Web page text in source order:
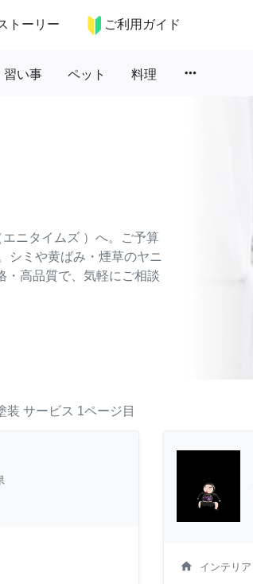
トーリー ご利用ガイド
習い事 ペット 料理 more_horiz
ニタイムズ ）へ。ご予算
シミや黄ばみ・煙草のヤニ
・高品質で、気軽にご相談
装 サービス 1ページ目
home インテリア